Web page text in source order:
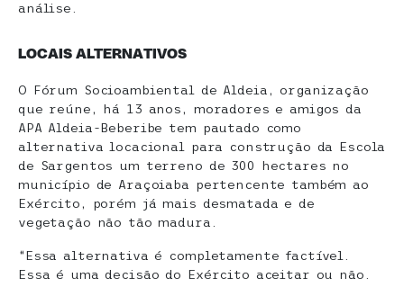
análise.
LOCAIS ALTERNATIVOS
O Fórum Socioambiental de Aldeia, organização
que reúne, há 13 anos, moradores e amigos da
APA Aldeia-Beberibe tem pautado como
alternativa locacional para construção da Escola
de Sargentos um terreno de 300 hectares no
município de Araçoiaba pertencente também ao
Exército, porém já mais desmatada e de
vegetação não tão madura.
“Essa alternativa é completamente factível.
Essa é uma decisão do Exército aceitar ou não.